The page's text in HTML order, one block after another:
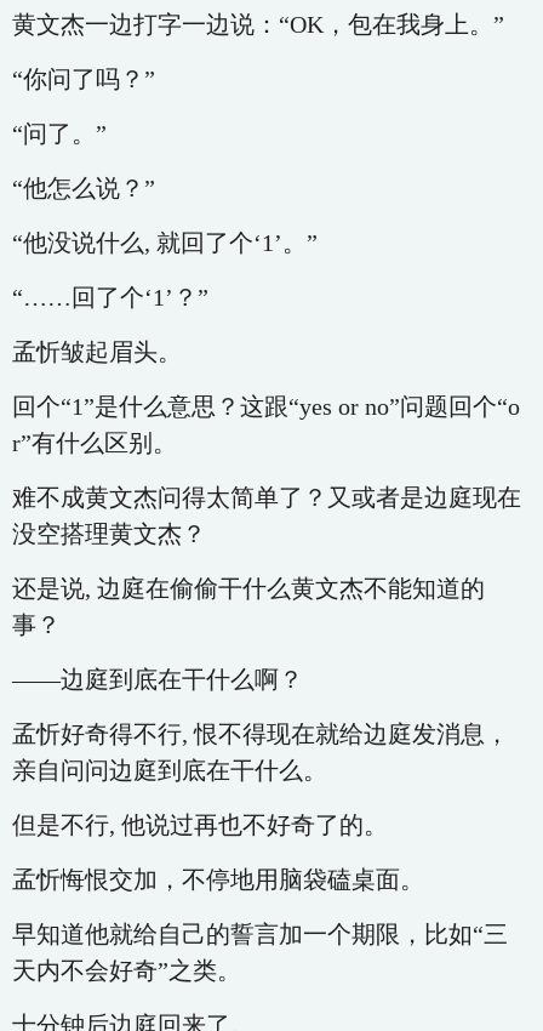
黄文杰一边打字一边说：“OK，包在我身上。”
“你问了吗？”
“问了。”
“他怎么说？”
“他没说什么, 就回了个‘1’。”
“……回了个‘1’？”
孟忻皱起眉头。
回个“1”是什么意思？这跟“yes or no”问题回个“o
r”有什么区别。
难不成黄文杰问得太简单了？又或者是边庭现在
没空搭理黄文杰？
还是说, 边庭在偷偷干什么黄文杰不能知道的
事？
——边庭到底在干什么啊？
孟忻好奇得不行, 恨不得现在就给边庭发消息，
亲自问问边庭到底在干什么。
但是不行, 他说过再也不好奇了的。
孟忻悔恨交加，不停地用脑袋磕桌面。
早知道他就给自己的誓言加一个期限，比如“三
天内不会好奇”之类。
十分钟后边庭回来了。